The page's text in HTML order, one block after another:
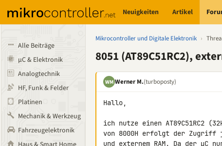
Neuigkeiten Artikel
Alle Beiträge
µC & Elektronik
Analogtechnik
HF, Funk & Felder
Platinen
Mechanik & Werkzeug
Fahrzeugelektronik
Mikrocontroller und Digitale Elektronik ›
8051 (AT89C51RC2),
WM Werner M.(turboposty)
Hallo,
ich nutze einen AT89C51RC2
von 8000H erfolgt der Zugriff
und externem RAM. Da der µC